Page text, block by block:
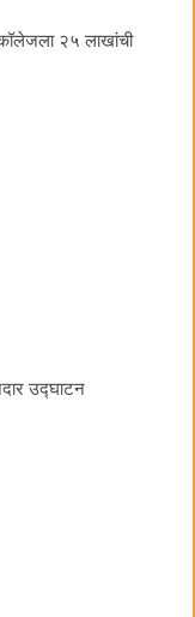
२५ लाखांची
उद्घाटन